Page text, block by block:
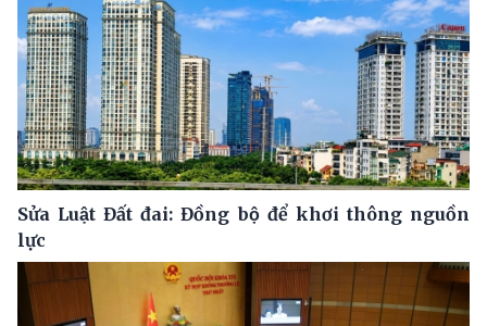
Sửa Luật Đất đai: Đồng bộ để khơi thông nguồn
lực